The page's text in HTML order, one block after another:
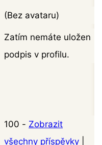
(Bez avataru)
Zatím nemáte uložen
podpis v profilu.
100 - Zobrazit
všechny příspěvky